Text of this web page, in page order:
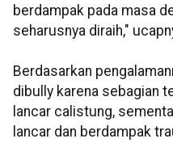
berdampak pada masa
seharusnya diraih,"
Berdasarkan
dibully karena sebagian
lancar calistung,
lancar dan berdampak